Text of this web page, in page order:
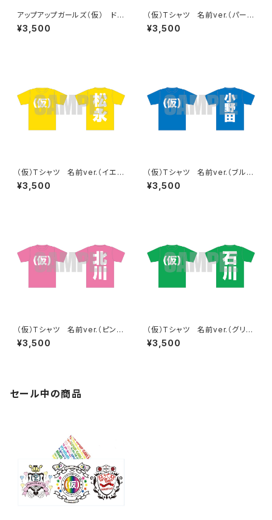
アップアップガールズ（仮） ドラ
イ（仮）Tシャツ
¥3,500
（仮）Tシャツ 名前ver.（パープ
ル）
¥3,500
（仮）Tシャツ 名前ver.（イエロ
ー）
¥3,500
（仮）Tシャツ 名前ver.（ブル
ー）
¥3,500
（仮）Tシャツ 名前ver.（ピン
ク）
¥3,500
（仮）Tシャツ 名前ver.（グリー
ン）
¥3,500
セール中の商品